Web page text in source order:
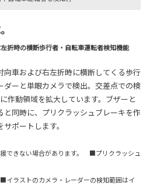
折時の横断歩行者・自転車運転者検知機能
車および右左折時に横断してくる歩行
ーと単眼カメラで検出。交差点での検
作動領域を拡大しています。ブザーと
同時に、プリクラッシュブレーキを作
ポートします。
できない場合があります。 ■プリクラッシュ
ラストのカメラ・レーダーの検知範囲はイ